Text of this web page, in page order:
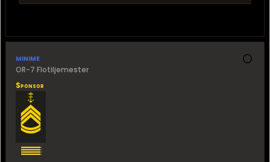
minime
OR-7 Flotiljemester
Sponsor